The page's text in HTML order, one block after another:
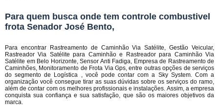
Para quem busca onde tem controle combustivel
frota Senador José Bento,
Para encontrar Rastreamento de Caminhão Via Satélite, Gestão Veicular,
Rastreador Via Satélite para Caminhão e Rastreador para Caminhão Via
Satélite em Belo Horizonte, Sensor Anti Fadiga, Empresa de Rastreamento de
Caminhões, Monitoramento de Frota Via Gps, entre outras opções de serviços
do segmento de Logística , você pode contar com a Sky System. Com a
organização você consegue tirar as suas dúvidas sobre os serviços do ramo,
além de contar com os melhores profissionais e instalações. Assim, a empresa
conquista sua confiança e sua satisfação, que são os maiores objetivos da
marca.